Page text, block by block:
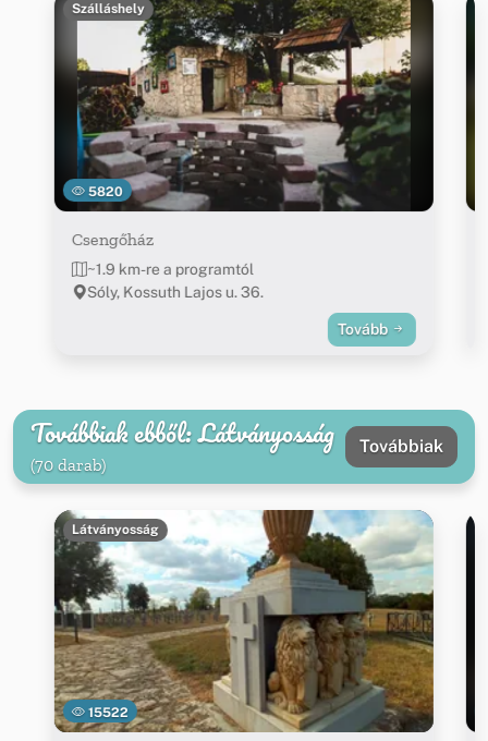
5820
Szálláshely
Csengőház
~1.9 km-re a programtól
Sóly, Kossuth Lajos u. 36.
Tovább
Továbbiak ebből: Látványosság
(70 darab)
Továbbiak
15522
Látványosság